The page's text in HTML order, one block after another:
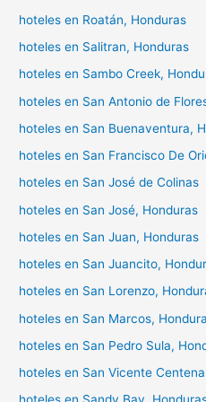
hoteles en Roatán, Honduras
hoteles en Salitran, Honduras
hoteles en Sambo Creek,
hoteles en San Antonio de
hoteles en San Buenaventura,
hoteles en San Francisco De
hoteles en San José de Colinas
hoteles en San José, Honduras
hoteles en San Juan, Honduras
hoteles en San Juancito,
hoteles en San Lorenzo,
hoteles en San Marcos,
hoteles en San Pedro Sula,
hoteles en San Vicente